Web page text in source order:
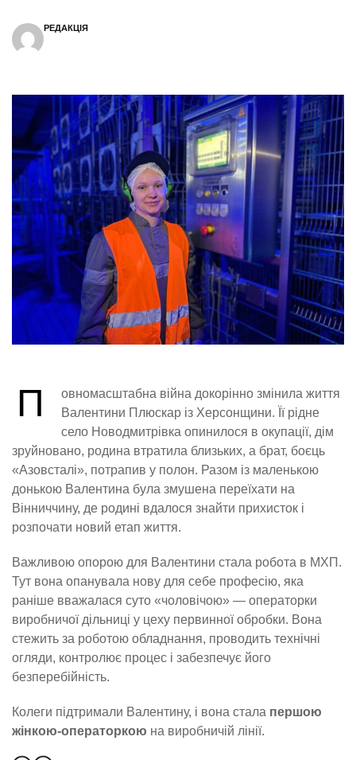
РЕДАКЦІЯ
П
овномасштабна війна докорінно змінила життя
Валентини Плюскар із Херсонщини. Її рідне
село Новодмитрівка опинилося в окупації, дім
зруйновано, родина втратила близьких, а брат, боєць
«Азовсталі», потрапив у полон. Разом із маленькою
донькою Валентина була змушена переїхати на
Вінниччину, де родині вдалося знайти прихисток і
розпочати новий етап життя.
Важливою опорою для Валентини стала робота в МХП.
Тут вона опанувала нову для себе професію, яка
раніше вважалася суто «чоловічою» — операторки
виробничої дільниці у цеху первинної обробки. Вона
стежить за роботою обладнання, проводить технічні
огляди, контролює процес і забезпечує його
безперебійність.
Колеги підтримали Валентину, і вона стала першою
жінкою-операторкою на виробничій лінії.